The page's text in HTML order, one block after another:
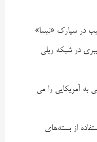
در سیارک «نیسا»
در شبکه ریلی
به آمریکایی را می
از بسته‌های